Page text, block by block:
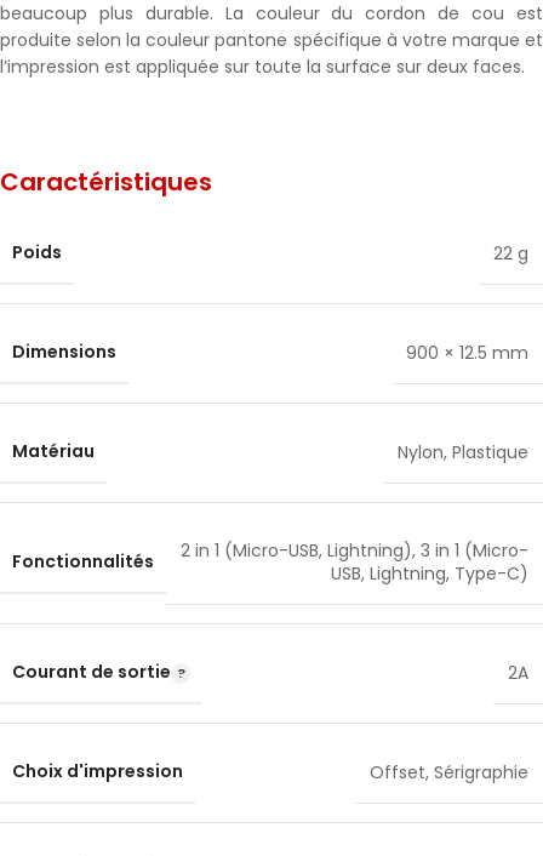
beaucoup plus durable. La couleur du cordon de cou est
produite selon la couleur pantone spécifique à votre marque et
l’impression est appliquée sur toute la surface sur deux faces.
Caractéristiques
Poids 22 g
Dimensions 900 × 12.5 mm
Matériau Nylon, Plastique
Fonctionnalités 2 in 1 (Micro-USB, Lightning), 3 in 1 (Micro-
USB, Lightning, Type-C)
Courant de sortie 2A
Choix d'impression Offset, Sérigraphie